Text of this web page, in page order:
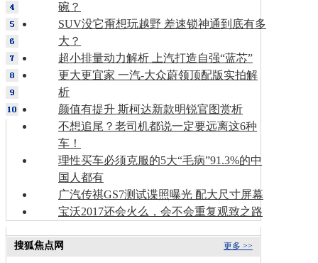
碗？
SUV没它甭想玩越野 差速锁神通到底有多
大？
超小排量动力解析 上汽打造自强“蓝芯”
更大更宜家 一汽-大众蔚领顶配版实拍解
析
颜值有提升 斯柯达新款明锐官图赏析
不想追尾？老司机都说一定要远离这6种
车！
理性买车必须克服的5大“毛病”91.3%的中
国人都有
广汽传祺GS7测试谍照曝光 配大尺寸屏幕
宝沃2017还会火么，会不会重复观致之路
更多 >>
搜狐焦点网